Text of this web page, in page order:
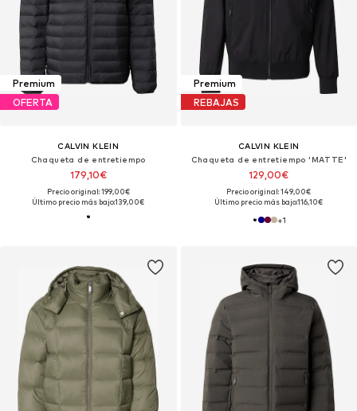
Premium
OFERTA
CALVIN KLEIN
Chaqueta de entretiempo
179,10€
Precio original: 199,00€
Último precio más bajo:139,00€
Premium
REBAJAS
CALVIN KLEIN
Chaqueta de entretiempo 'MATTE'
129,00€
Precio original: 149,00€
Último precio más bajo:116,10€
+1